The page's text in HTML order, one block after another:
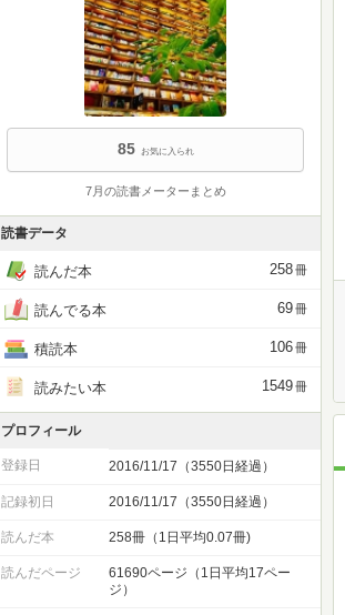
85 お気に入られ
7月の読書メーターまとめ
読書データ
読んだ本 258冊
読んでる本 69冊
積読本 106冊
読みたい本 1549冊
プロフィール
登録日 2016/11/17（3550日経過）
記録初日 2016/11/17（3550日経過）
読んだ本 258冊（1日平均0.07冊)
読んだページ
61690ページ（1日平均17ペー
ジ）